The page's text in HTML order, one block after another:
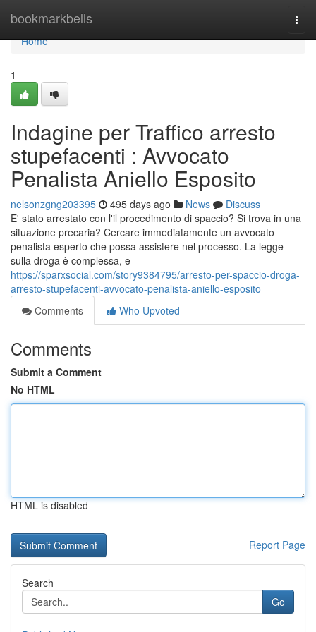
bookmarkbells
Home
Home
1
Indagine per Traffico arresto
stupefacenti : Avvocato
Penalista Aniello Esposito
nelsonzgng203395 495 days ago News
Discuss
E' stato arrestato con l'il procedimento di spaccio? Si trova in una
situazione precaria? Cercare immediatamente un avvocato
penalista esperto che possa assistere nel processo. La legge
sulla droga è complessa, e
https://sparxsocial.com/story9384795/arresto-per-spaccio-droga-
arresto-stupefacenti-avvocato-penalista-aniello-esposito
Comments
Who Upvoted
Comments
Submit a Comment
No HTML
HTML is disabled
Report Page
Search
Go